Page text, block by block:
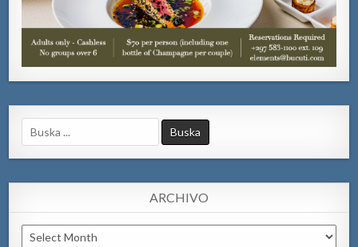
Search
for:
ARCHIVO
Archivo